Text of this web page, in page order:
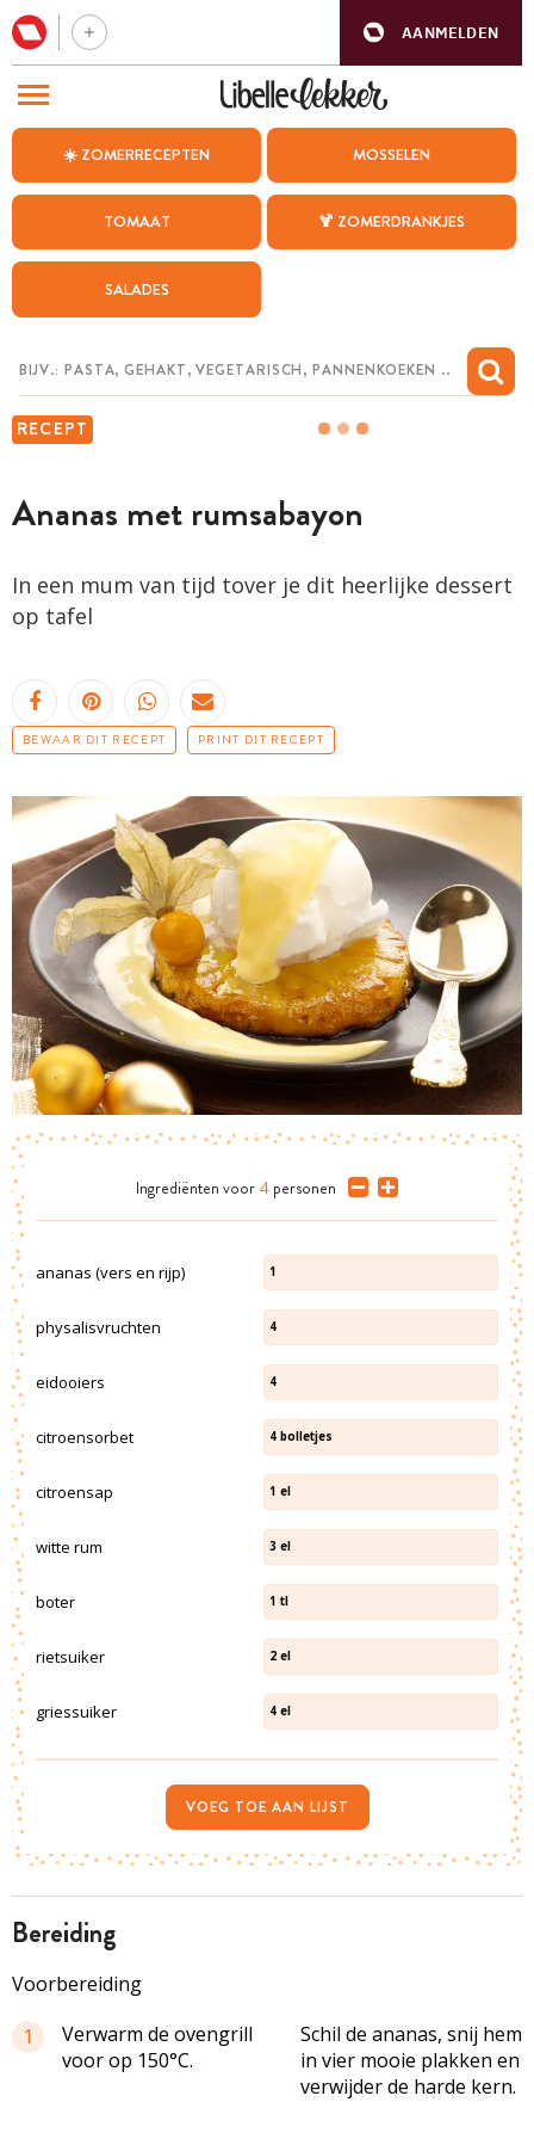
AANMELDEN
☀️ ZOMERRECEPTEN MOSSELEN
TOMAAT 🍹 ZOMERDRANKJES
SALADES
RECEPT
Ananas met rumsabayon
In een mum van tijd tover je dit heerlijke dessert
op tafel
BEWAAR DIT RECEPT PRINT DIT RECEPT
bereiding
Voorbereiding
1
Verwarm de ovengrill
voor op 150°C.
Schil de ananas, snij hem
in vier mooie plakken en
verwijder de harde kern.
Ingrediënten voor 4 personen
ananas (vers en rijp) 1
physalisvruchten 4
eidooiers 4
citroensorbet 4 bolletjes
citroensap 1 el
witte rum 3 el
boter 1 tl
rietsuiker 2 el
griessuiker 4 el
VOEG TOE AAN LIJST
BEZOEK ONZE ANDERE WEBSITES
WEEKMENU
CHAT MET MAIA
MIJN BEWAARDE RECEPTEN